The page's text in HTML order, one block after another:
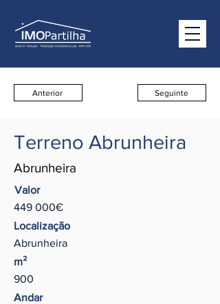
Anterior Seguinte
Terreno Abrunheira
Abrunheira
Valor
449 000€
Localização
Abrunheira
m²
900
Andar